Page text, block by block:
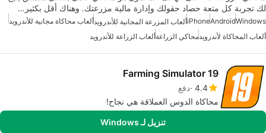
لك تجربة كل متعة حصاد حقولك وإدارة مالية مزرعتك. وهناك أقل بكثير…
Windows
Android
iPhoneألعاب المزرعة المجانية للأندرويدألعاب محاكاة مجانية للأندرويد
ألعاب المحاكاة لأندرويدمحاكي الزراعةألعاب الزراعة للأندرويد
Farming Simulator 19
4.4 دفع
محاكاة الدوس العملاقة هي نجاح!
تنزيل لـ Windows